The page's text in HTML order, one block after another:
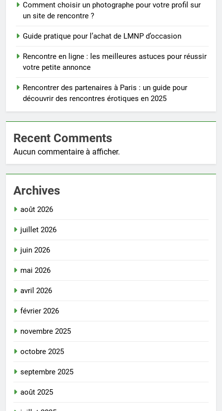
Comment choisir un photographe pour votre profil sur
un site de rencontre ?
Guide pratique pour l’achat de LMNP d’occasion
Rencontre en ligne : les meilleures astuces pour réussir
votre petite annonce
Rencontrer des partenaires à Paris : un guide pour
découvrir des rencontres érotiques en 2025
Recent Comments
Aucun commentaire à afficher.
Archives
août 2026
juillet 2026
juin 2026
mai 2026
avril 2026
février 2026
novembre 2025
octobre 2025
septembre 2025
août 2025